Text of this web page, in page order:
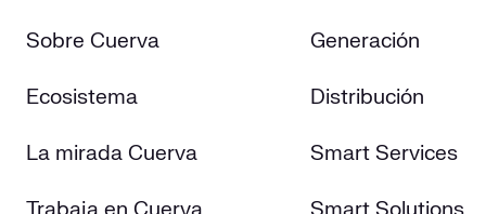
Sobre Cuerva
Ecosistema
La mirada Cuerva
Generación
Distribución
Smart Services